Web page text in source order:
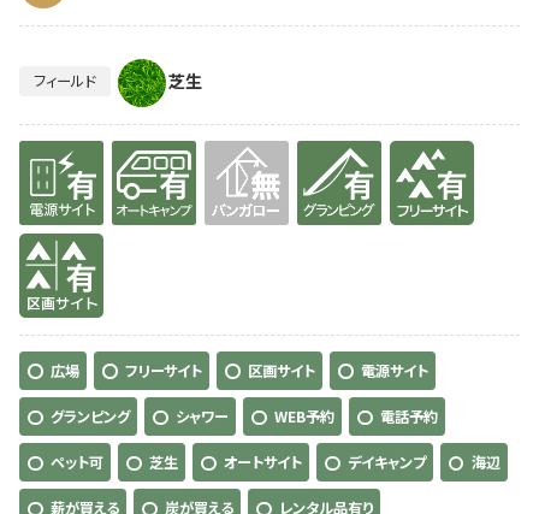
フィールド 芝生
有り 有り 有り
有り
広場 フリーサイト 区画サイト 電源サイト
グランピング シャワー WEB予約 電話予約
ペット可 芝生 オートサイト デイキャンプ 海辺
薪が買える 炭が買える レンタル品有り